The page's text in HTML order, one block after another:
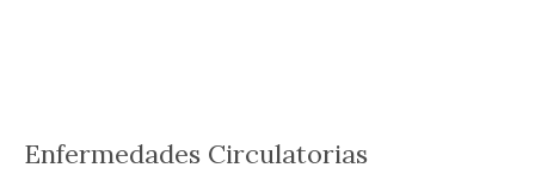
Enfermedades Circulatorias